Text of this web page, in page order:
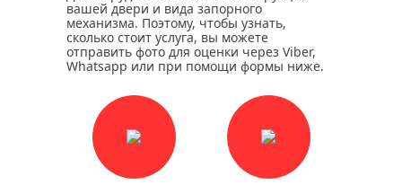
вашей двери и вида запорного
механизма. Поэтому, чтобы узнать,
сколько стоит услуга, вы можете
отправить фото для оценки через Viber,
Whatsapp или при помощи формы ниже.